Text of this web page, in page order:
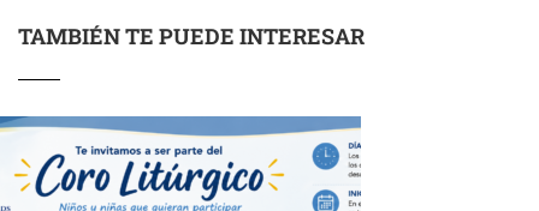
TAMBIÉN TE PUEDE INTERESAR